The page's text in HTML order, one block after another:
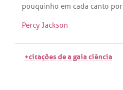
pouquinho em cada canto por
Percy Jackson
+citações de a gaia ciência